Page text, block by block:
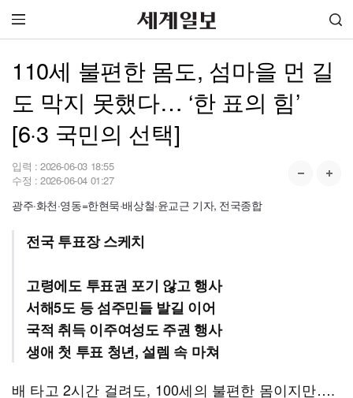
110세 불편한 몸도, 섬마을 먼 길
도 막지 못했다… ‘한 표의 힘’
[6·3 국민의 선택]
입력 : 2026-06-03 18:55
수정 : 2026-06-04 01:27
광주·화천·영동=한현묵·배상철·윤교근 기자, 전국종합
전국 투표장 스케치
고령에도 투표권 포기 않고 행사
서해5도 등 섬주민들 발길 이어
국적 취득 이주여성도 주권 행사
생애 첫 투표 청년, 설렘 속 마쳐
배 타고 2시간 걸려도, 100세의 불편한 몸이지만….